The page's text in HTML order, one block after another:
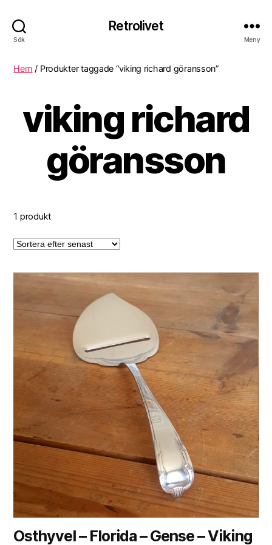
Sök
Retrolivet
Meny
Hem / Produkter taggade “viking richard göransson”
viking richard
göransson
1 produkt
Osthyvel – Florida – Gense – Viking